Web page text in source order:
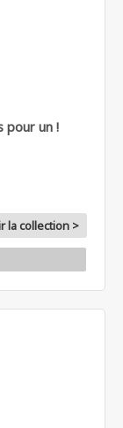
pour un !
la collection >